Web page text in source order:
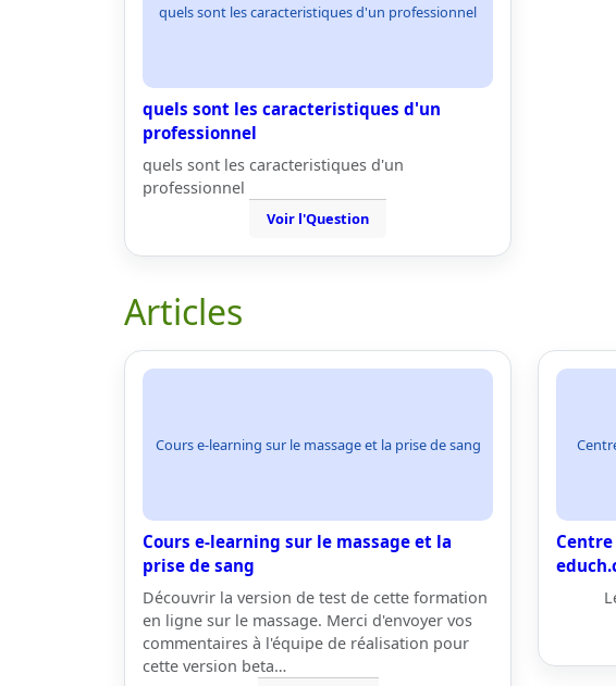
quels sont les caracteristiques d'un professionnel
quels sont les caracteristiques d'un
professionnel
quels sont les caracteristiques d'un
professionnel
Voir l'Question
Articles
Cours e-learning sur le massage et la prise de sang
Cours e-learning sur le massage et la
prise de sang
Découvrir la version de test de cette formation
en ligne sur le massage. Merci d'envoyer vos
commentaires à l'équipe de réalisation pour
cette version beta…